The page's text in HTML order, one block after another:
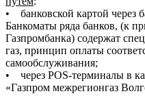
• банковской картой через
Банкоматы ряда банков, (к
Газпромбанка) содержат
газ, принцип оплаты
самообслуживания;
• через POS-терминалы в
«Газпром межрегионгаз